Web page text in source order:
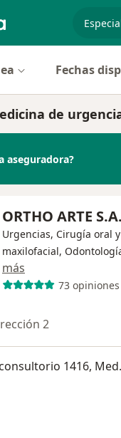
Fechas
de
aseguradora?
ORTHO ARTE
Urgencias, Cirugía oral y
maxilofacial,
más
73 opiniones
2
Calle